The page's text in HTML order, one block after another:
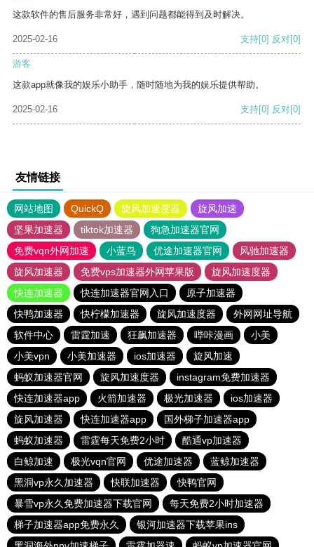
这款软件的售后服务非常好，遇到问题都能得到及时解决。
2025-02-16 支持[0] 反对[0]
游客
这款app就像我的娱乐小助手，随时随地为我的娱乐提供帮助。
2025-02-16 支持[0] 反对[0]
友情链接
网站地图 QuickQ 旋风加速度器
旋风加速
坚果加速器
tiktok加速器
狗急加速器官网
免费vqn外网加速
小蓝鸟 优途加速器官网
风驰加速器
旋风加速器
免费vps加速器外网苹果版
旋风加速度器
快连加速器
快连加速器官网入口
原子加速器
快鸭加速器
快柠檬加速器 旋风加速度器
外网网址导航
软件中心
雷霆加速 狂飙加速器 哔咔漫画
小美
小美vpn
小美加速器 ios加速器
旋风加速
蚂蚁加速器官网
旋风加速度器
instagram免费加速器
快连加速器app
火箭加速器 极光加速器
ios加速器
旋风加速器
快连加速器app
国外梯子加速器app
蚂蚁加速器
雷霆每天免费2小时
酷通vp加速器
白鲸加速
极光vqn官网 优途加速器
蓝鲸加速器
黑洞vp永久加速器
快联加速器
快鸭官网
暴雪vp永久免费加速器下载官网
每天免费2小时加速器
梯子加速器app免费永久
银河加速器下载苹果ins